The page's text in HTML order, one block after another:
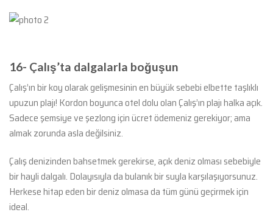
16- Çalış’ta dalgalarla boğuşun
Çalış’ın bir koy olarak gelişmesinin en büyük sebebi elbette taşlıklı
upuzun plajı! Kordon boyunca otel dolu olan Çalış’ın plajı halka açık.
Sadece şemsiye ve şezlong için ücret ödemeniz gerekiyor; ama
almak zorunda asla değilsiniz.
Çalış denizinden bahsetmek gerekirse, açık deniz olması sebebiyle
bir hayli dalgalı. Dolayısıyla da bulanık bir suyla karşılaşıyorsunuz.
Herkese hitap eden bir deniz olmasa da tüm günü geçirmek için
ideal.